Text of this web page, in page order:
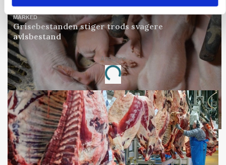
MARKED
Grisebestanden stiger trods svagere
avlsbestand
Annonce
Loading...